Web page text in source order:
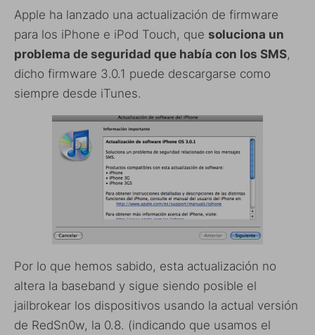
Apple ha lanzado una actualización de firmware
para los iPhone e iPod Touch, que soluciona un
problema de seguridad que había con los SMS,
dicho firmware 3.0.1 puede descargarse como
siempre desde iTunes.
Por lo que hemos sabido, esta actualización no
altera la baseband y sigue siendo posible el
jailbrokear los dispositivos usando la actual versión
de RedSn0w, la 0.8. (indicando que usamos el